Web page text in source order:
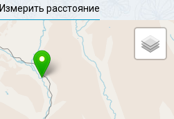
Измерить расстояние